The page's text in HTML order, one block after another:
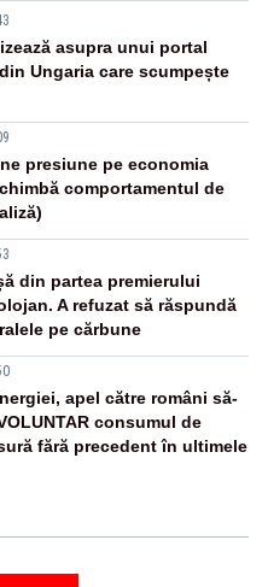
asupra unui portal
Ungaria care scumpește
presiune pe economia
comportamentul de
din partea premierului
A refuzat să răspundă
pe cărbune
apel către români să-
consumul de
fără precedent în ultimele